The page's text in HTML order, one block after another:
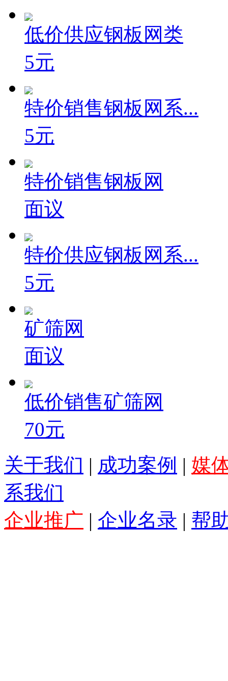
低价供应钢板网类
5元
特价销售钢板网系...
5元
特价销售钢板网
面议
特价供应钢板网系...
5元
矿筛网
面议
低价销售矿筛网
70元
关于我们 | 成功案例 | 媒
系我们
企业推广 | 企业名录 | 帮